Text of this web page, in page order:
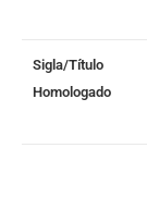
Sigla/Título
Homologado